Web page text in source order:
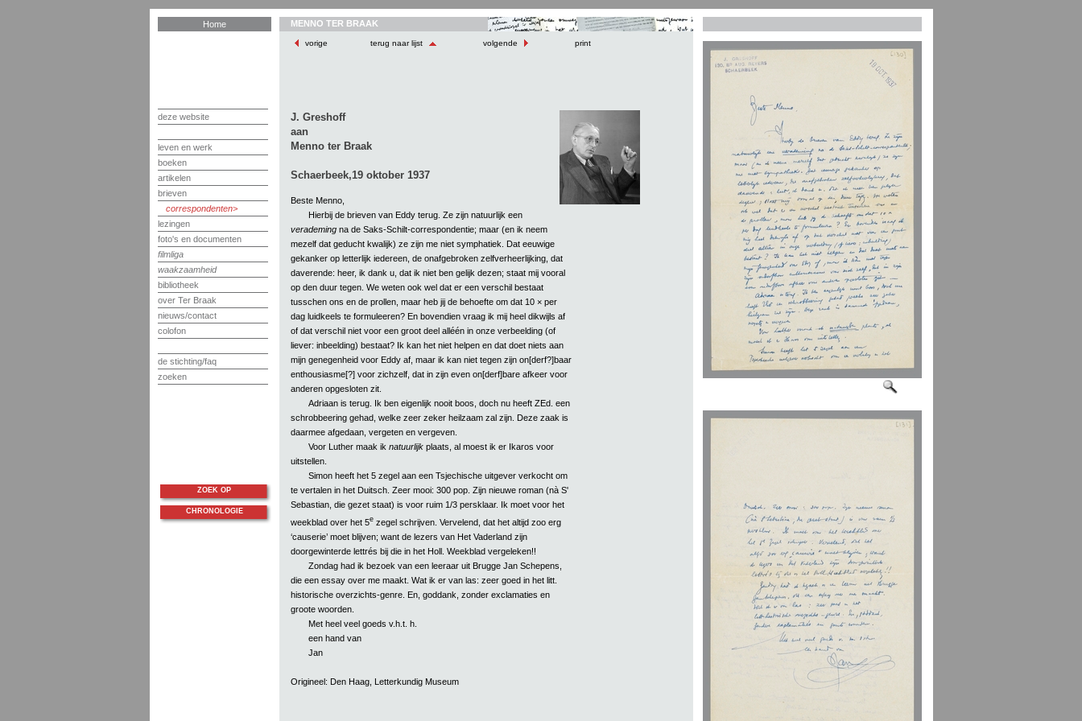
Home
deze website
leven en werk
boeken
artikelen
brieven
correspondenten
lezingen
foto's en documenten
filmliga
waakzaamheid
bibliotheek
over Ter Braak
nieuws/contact
colofon
de stichting/faq
zoeken
MENNO TER BRAAK
vorige terug naar lijst volgende print
J. Greshoff
aan
Menno ter Braak
Schaerbeek,19 oktober 1937
Beste Menno,
Hierbij de brieven van Eddy terug. Ze zijn natuurlijk een
verademingna de Saks-Schilt-correspondentie; maar (en ik neem
mezelf dat geducht kwalijk) ze zijn me niet symphatiek. Dat eeuwige
gekanker op letterlijk iedereen, de onafgebroken zelfverheerlijking, dat
daverende: heer, ik dank u, dat ik niet ben gelijk dezen; staat mij vooral
op den duur tegen. We weten ook wel dat er een verschil bestaat
tusschen ons en de prollen, maar heb jij de behoefte om dat 10 × per
dag luidkeels te formuleeren? En bovendien vraag ik mij heel dikwijls af
of dat verschil niet voor een groot deel alléén in onze verbeelding (of
liever: inbeelding) bestaat? Ik kan het niet helpen en dat doet niets aan
mijn genegenheid voor Eddy af, maar ik kan niet tegen zijn on[derf?]baar
enthousiasme[?] voor zichzelf, dat in zijn even on[derf]bare afkeer voor
anderen opgesloten zit.
Adriaan is terug. Ik ben eigenlijk nooit boos, doch nu heeft ZEd. een
schrobbeering gehad, welke zeer zeker heilzaam zal zijn. Deze zaak is
daarmee afgedaan, vergeten en vergeven.
Voor Luther maak ik natuurlijkplaats, al moest ik er Ikaros voor
uitstellen.
Simon heeft het 5 zegel aan een Tsjechische uitgever verkocht om
te vertalen in het Duitsch. Zeer mooi: 300 pop. Zijn nieuwe roman (nà S'
Sebastian, die gezet staat) is voor ruim 1/3 persklaar. Ik moet voor het
weekblad over het 5ezegel schrijven. Vervelend, dat het altijd zoo erg
‘causerie’ moet blijven; want de lezers van Het Vaderland zijn
doorgewinterde lettrés bij die in het Holl. Weekblad vergeleken!!
Zondag had ik bezoek van een leeraar uit Brugge Jan Schepens,
die een essay over me maakt. Wat ik er van las: zeer goed in het litt.
historische overzichts-genre. En, goddank, zonder exclamaties en
groote woorden.
Met heel veel goeds v.h.t. h.
een hand van
Jan
Origineel: Den Haag, Letterkundig Museum
ZOEK OP
CHRONOLOGIE